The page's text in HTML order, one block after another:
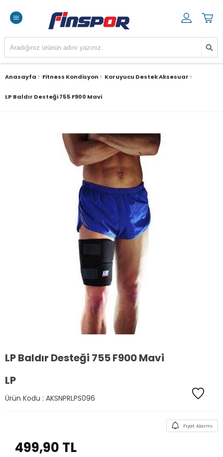
Anasayfa Fitness Kondisyon Koruyucu Destek Aksesuar
LP Baldır Desteği 755 F900 Mavi
LP Baldır Desteği 755 F900 Mavi
LP
Ürün Kodu : AKSNPRLPS096
Fiyat Alarmı
499,90 TL